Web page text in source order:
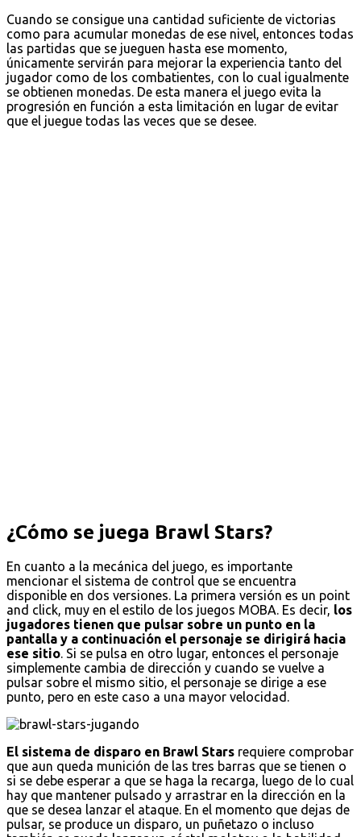
Cuando se consigue una cantidad suficiente de victorias
como para acumular monedas de ese nivel, entonces todas
las partidas que se jueguen hasta ese momento,
únicamente servirán para mejorar la experiencia tanto del
jugador como de los combatientes, con lo cual igualmente
se obtienen monedas. De esta manera el juego evita la
progresión en función a esta limitación en lugar de evitar
que el juegue todas las veces que se desee.
¿Cómo se juega Brawl Stars?
En cuanto a la mecánica del juego, es importante
mencionar el sistema de control que se encuentra
disponible en dos versiones. La primera versión es un point
and click, muy en el estilo de los juegos MOBA. Es decir, los
jugadores tienen que pulsar sobre un punto en la
pantalla y a continuación el personaje se dirigirá hacia
ese sitio. Si se pulsa en otro lugar, entonces el personaje
simplemente cambia de dirección y cuando se vuelve a
pulsar sobre el mismo sitio, el personaje se dirige a ese
punto, pero en este caso a una mayor velocidad.
El sistema de disparo en Brawl Stars requiere comprobar
que aun queda munición de las tres barras que se tienen o
si se debe esperar a que se haga la recarga, luego de lo cual
hay que mantener pulsado y arrastrar en la dirección en la
que se desea lanzar el ataque. En el momento que dejas de
pulsar, se produce un disparo, un puñetazo o incluso